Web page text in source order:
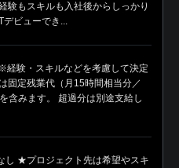
験もスキルも入社後からしっかり
デビューでき...
験・スキルなどを考慮して決定
固定残業代（月15時間相当分／
含みます。 超過分は別途支給し
し ★プロジェクト先は希望やスキ